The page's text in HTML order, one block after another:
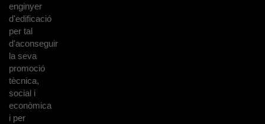
enginyer
d'edificació
per tal
d'aconseguir
la seva
promoció
tècnica,
social i
econòmica
i per